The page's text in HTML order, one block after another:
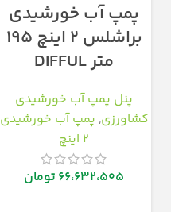
پمپ آب خورشیدی
براشلس ۲ اینچ ۱۹۵
متر DIFFUL
پنل پمپ آب خورشیدی
کشاورزی, پمپ آب خورشیدی
2 اینچ
66،632،505 تومان